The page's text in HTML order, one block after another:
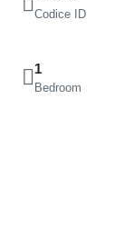
Codice ID
1
Bedroom